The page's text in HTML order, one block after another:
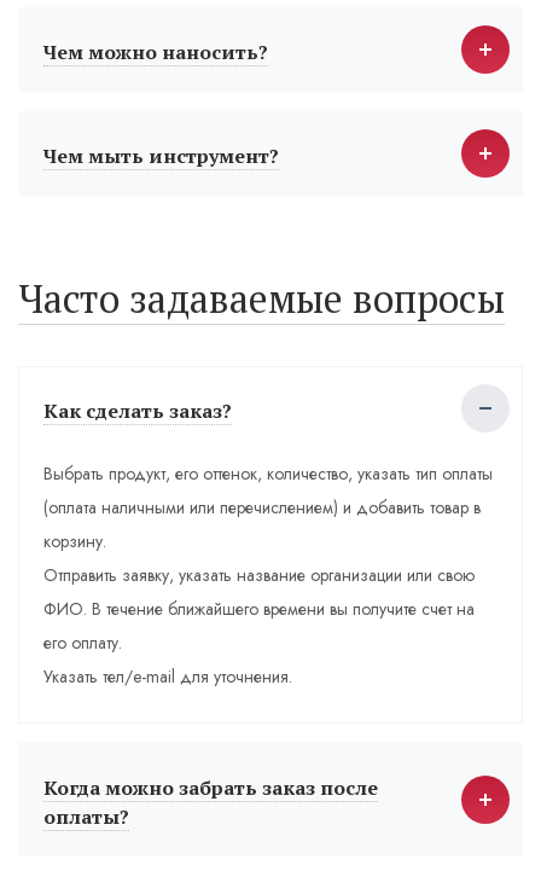
Чем можно наносить?
Чем мыть инструмент?
Часто задаваемые вопросы
Как сделать заказ?
Выбрать продукт, его оттенок, количество, указать тип оплаты
(оплата наличными или перечислением) и добавить товар в
корзину.
Отправить заявку, указать название организации или свою
ФИО. В течение ближайшего времени вы получите счет на
его оплату.
Указать тел/e-mail для уточнения.
Когда можно забрать заказ после
оплаты?